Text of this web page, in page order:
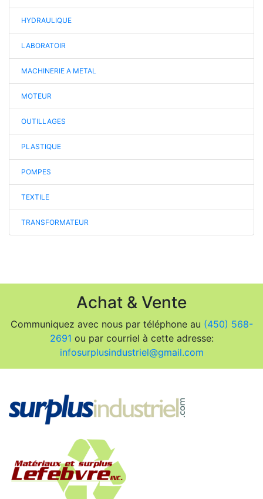
HYDRAULIQUE
LABORATOIR
MACHINERIE A METAL
MOTEUR
OUTILLAGES
PLASTIQUE
POMPES
TEXTILE
TRANSFORMATEUR
Achat & Vente
Communiquez avec nous par téléphone au (450) 568-
2691 ou par courriel à cette adresse:
infosurplusindustriel@gmail.com